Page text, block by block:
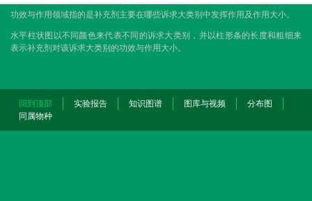
功效与作用领域指的是补充剂主要在哪些诉求大类别中发挥作用及作用大小。
水平柱状图以不同颜色来代表不同的诉求大类别，并以柱形条的长度和粗细来
表示补充剂对该诉求大类别的功效与作用大小。
回到顶部 实验报告 知识图谱 图库与视频
分布图
同属物种